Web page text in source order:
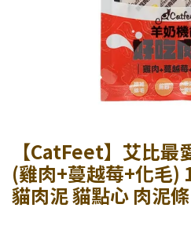
【CatFeet】艾比最
(雞肉+蔓越莓+化毛)
貓肉泥 貓點心 肉泥